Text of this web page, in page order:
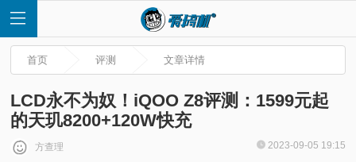
首
首页 评测 文章详情
LCD永不为奴！iQOO Z8评测：1599元起
的天玑8200+120W快充
方查理 2023-09-05 19:15